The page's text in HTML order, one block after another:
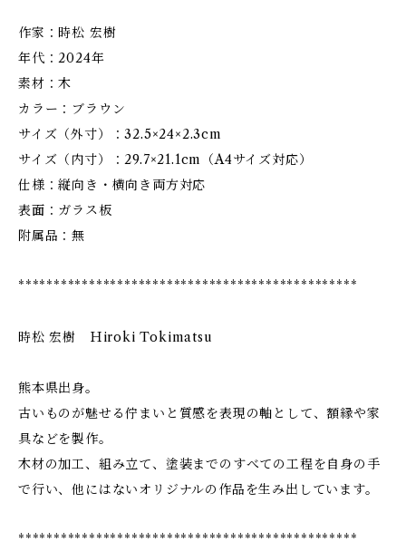
作家：時松 宏樹
年代：2024年
素材：木
カラー：ブラウン
サイズ（外寸）：32.5×24×2.3cm
サイズ（内寸）：29.7×21.1cm（A4サイズ対応）
仕様：縦向き・横向き両方対応
表面：ガラス板
附属品：無
************************************************
時松 宏樹 Ｈiroki Tokimatsu
熊本県出身。
古いものが魅せる佇まいと質感を表現の軸として、額縁や家
具などを製作。
木材の加工、組み立て、塗装までのすべての工程を自身の手
で行い、他にはないオリジナルの作品を生み出しています。
************************************************